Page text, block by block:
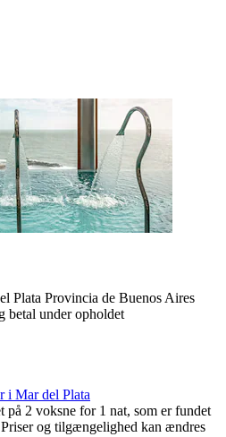
Plata Provincia de Buenos Aires
betal under opholdet
i Mar del Plata
på 2 voksne for 1 nat, som er fundet
og tilgængelighed kan ændres